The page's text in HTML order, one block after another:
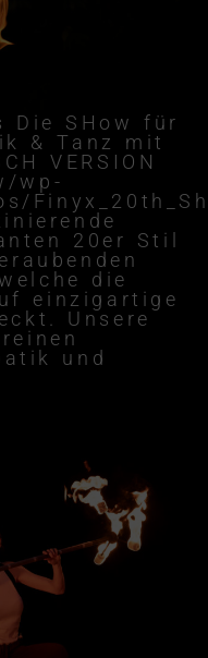
Die SHow für
& Tanz mit
VERSION
wp-
20er Stil
die
einzigartige
Unsere
und